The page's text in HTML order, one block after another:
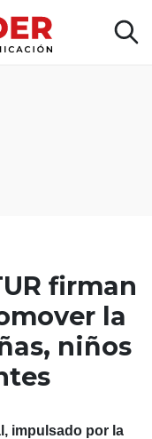
firman
la
niños
impulsado por la